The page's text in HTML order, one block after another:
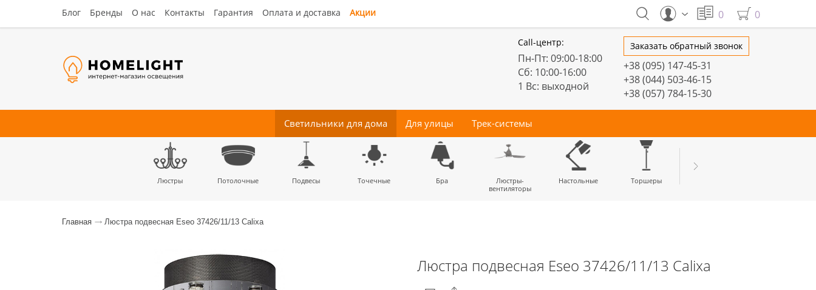
Блог Бренды О нас Контакты Гарантия Оплата и доставка Акции 0 0
Заказать обратный звонок
+38 (095) 147-45-31
+38 (044) 503-46-15
+38 (057) 784-15-30
Call-центр:
Пн-Пт: 09:00-18:00
Сб: 10:00-16:00
1 Вс: выходной
Светильники для дома
Люстры Потолочные Подвесы Точечные Бра
Люстры-
вентиляторы
Настольные Торшеры
Для улицы
Настенные Потолочные Тротуарные Прожектора Декоративные
Трек-системы
Магнитные
Комплектующие
для трек-систем
Главная Люстра подвесная Eseo 37426/11/13 Calixa
Люстра подвесная Eseo 37426/11/13 Calixa